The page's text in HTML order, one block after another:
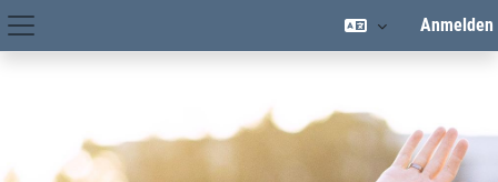
Zum Hauptinhalt
Hauptnavigation
Anmelden